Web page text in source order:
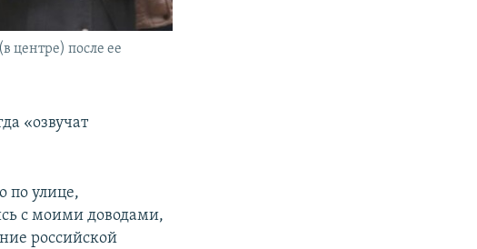
центре) после ее
«озвучат
по улице,
с моими доводами,
российской